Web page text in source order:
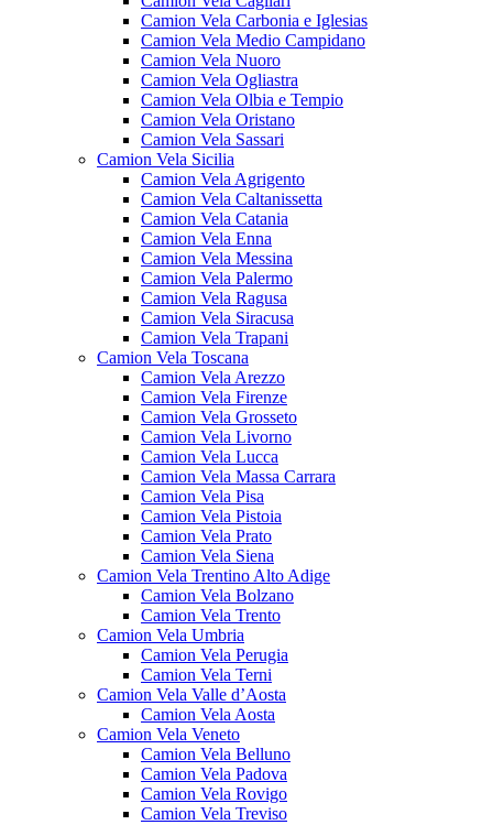
Camion Vela Carbonia e Iglesias
Camion Vela Medio Campidano
Camion Vela Nuoro
Camion Vela Ogliastra
Camion Vela Olbia e Tempio
Camion Vela Oristano
Camion Vela Sassari
Camion Vela Sicilia
Camion Vela Agrigento
Camion Vela Caltanissetta
Camion Vela Catania
Camion Vela Enna
Camion Vela Messina
Camion Vela Palermo
Camion Vela Ragusa
Camion Vela Siracusa
Camion Vela Trapani
Camion Vela Toscana
Camion Vela Arezzo
Camion Vela Firenze
Camion Vela Grosseto
Camion Vela Livorno
Camion Vela Lucca
Camion Vela Massa Carrara
Camion Vela Pisa
Camion Vela Pistoia
Camion Vela Prato
Camion Vela Siena
Camion Vela Trentino Alto Adige
Camion Vela Bolzano
Camion Vela Trento
Camion Vela Umbria
Camion Vela Perugia
Camion Vela Terni
Camion Vela Valle d’Aosta
Camion Vela Aosta
Camion Vela Veneto
Camion Vela Belluno
Camion Vela Padova
Camion Vela Rovigo
Camion Vela Treviso